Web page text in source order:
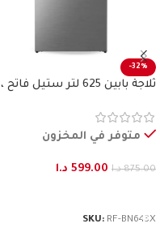
-32%
ثلاجة بابين 625 لتر ستيل فاتح ،
متوفر في المخزون
875.00 د.ا 599.00 د.ا
SKU: RF-BN643X